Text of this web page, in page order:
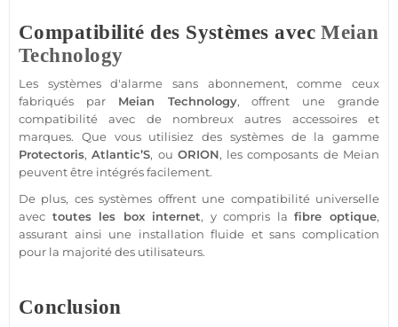
Compatibilité des Systèmes avecMeian
Technology
Les systèmes d'alarme sans abonnement, comme ceux
fabriqués par Meian Technology, offrent une grande
compatibilité avec de nombreux autres accessoireset
marques. Que vous utilisiez des systèmes de la gamme
Protectoris,Atlantic’S, ou ORION, les composants de Meian
peuvent être intégrés facilement.
De plus, ces systèmes offrent une compatibilité universelle
avec toutes les boxinternet, y compris lafibre optique,
assurant ainsi une installation fluide et sans complication
pour la majorité des utilisateurs.
Conclusion